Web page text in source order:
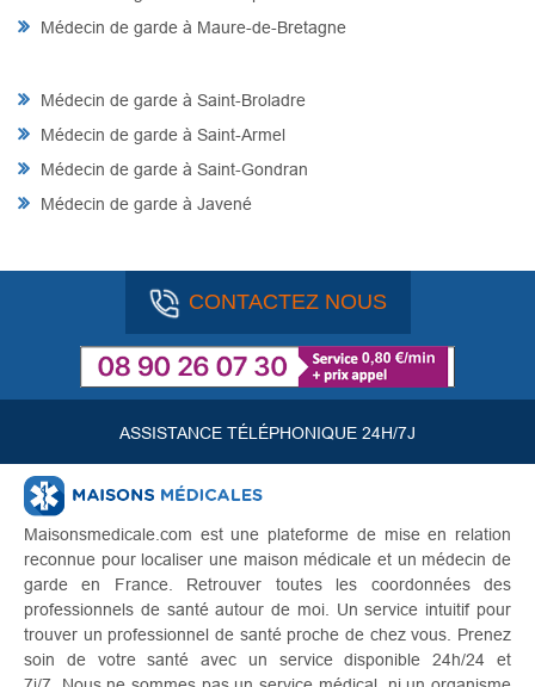
Médecin de garde à Maure-de-Bretagne
Médecin de garde à Saint-Broladre
Médecin de garde à Saint-Armel
Médecin de garde à Saint-Gondran
Médecin de garde à Javené
CONTACTEZ NOUS
ASSISTANCE TÉLÉPHONIQUE 24H/7J
Maisonsmedicale.com est une plateforme de mise en relation
reconnue pour localiser une maison médicale et un médecin de
garde en France. Retrouver toutes les coordonnées des
professionnels de santé autour de moi. Un service intuitif pour
trouver un professionnel de santé proche de chez vous. Prenez
soin de votre santé avec un service disponible 24h/24 et